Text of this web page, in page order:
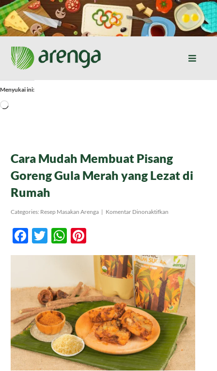
Skip
to
content
Toggle
Home
Tentang Kami
Produk
Kontak
Menyukai ini:
Memuat...
Cara Mudah Membuat Pisang
Goreng Gula Merah yang Lezat di
Rumah
Categories: Resep Masakan Arenga | Komentar Dinonaktifkan
Gula
Merah
yang
Lezat
di
Rumah
Facebook
TwitterWhatsApp